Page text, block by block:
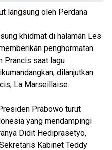
langsung oleh Perdana
khidmat di halaman Les
penghormatan
Prancis saat lagu
dilanjutkan
La Marseillaise.
Prabowo turut
yang mendampingi
Didit Hediprasetyo,
Kabinet Teddy